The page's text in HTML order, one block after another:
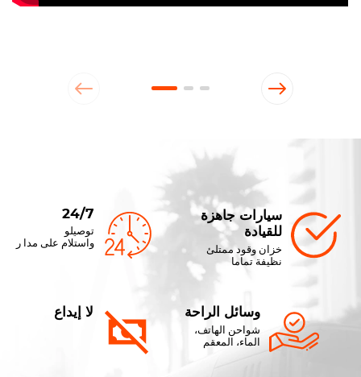
24/7
توصيلو
واستلام على مدا ر
سيارات جاهزة
للقيادة
خزان وقود ممتلئ
نظيفة تماما
لا إيداع وسائل الراحة
شواحن الهاتف،
الماء، المعقم